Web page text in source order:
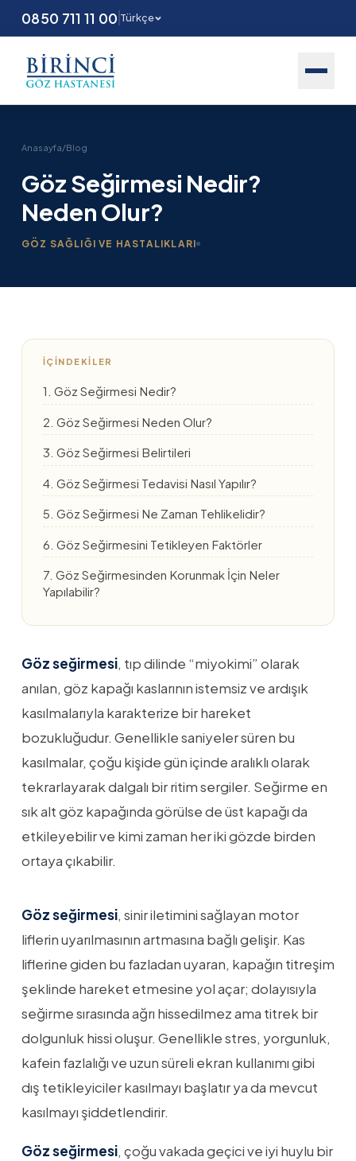
0850 711 11 00 Türkçe
Anasayfa/Blog
Göz Seğirmesi Nedir?
Neden Olur?
GÖZ SAĞLIĞI VE HASTALIKLARI
İÇINDEKILER
1. Göz Seğirmesi Nedir?
2. Göz Seğirmesi Neden Olur?
3. Göz Seğirmesi Belirtileri
4. Göz Seğirmesi Tedavisi Nasıl Yapılır?
5. Göz Seğirmesi Ne Zaman Tehlikelidir?
6. Göz Seğirmesini Tetikleyen Faktörler
7. Göz Seğirmesinden Korunmak İçin Neler
Yapılabilir?
Göz seğirmesi, tıp dilinde “miyokimi” olarak
anılan, göz kapağı kaslarının istemsiz ve ardışık
kasılmalarıyla karakterize bir hareket
bozukluğudur. Genellikle saniyeler süren bu
kasılmalar, çoğu kişide gün içinde aralıklı olarak
tekrarlayarak dalgalı bir ritim sergiler. Seğirme en
sık alt göz kapağında görülse de üst kapağı da
etkileyebilir ve kimi zaman her iki gözde birden
ortaya çıkabilir.
Göz seğirmesi, sinir iletimini sağlayan motor
liflerin uyarılmasının artmasına bağlı gelişir. Kas
liflerine giden bu fazladan uyaran, kapağın titreşim
şeklinde hareket etmesine yol açar; dolayısıyla
seğirme sırasında ağrı hissedilmez ama titrek bir
dolgunluk hissi oluşur. Genellikle stres, yorgunluk,
kafein fazlalığı ve uzun süreli ekran kullanımı gibi
dış tetikleyiciler kasılmayı başlatır ya da mevcut
kasılmayı şiddetlendirir.
Göz seğirmesi, çoğu vakada geçici ve iyi huylu bir